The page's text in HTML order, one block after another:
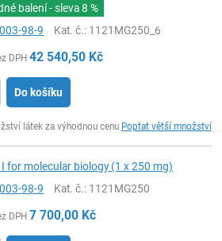
balení - sleva8 %
98-9 Kat. č.: 1121MG250_6
DPH 42 540,50 Kč
Do košíku
látek za výhodnou cenu Poptat větší množství
I for molecular biology (1 x 250 mg)
98-9 Kat. č.: 1121MG250
DPH 7 700,00 Kč